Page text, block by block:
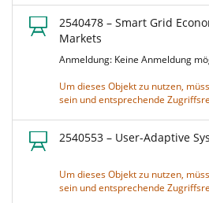
2540478 – Smart Grid
Markets
Anmeldung: Keine Anmeldung
Um dieses Objekt zu nutzen,
sein und entsprechende
2540553 – User-Adaptive
Um dieses Objekt zu nutzen,
sein und entsprechende